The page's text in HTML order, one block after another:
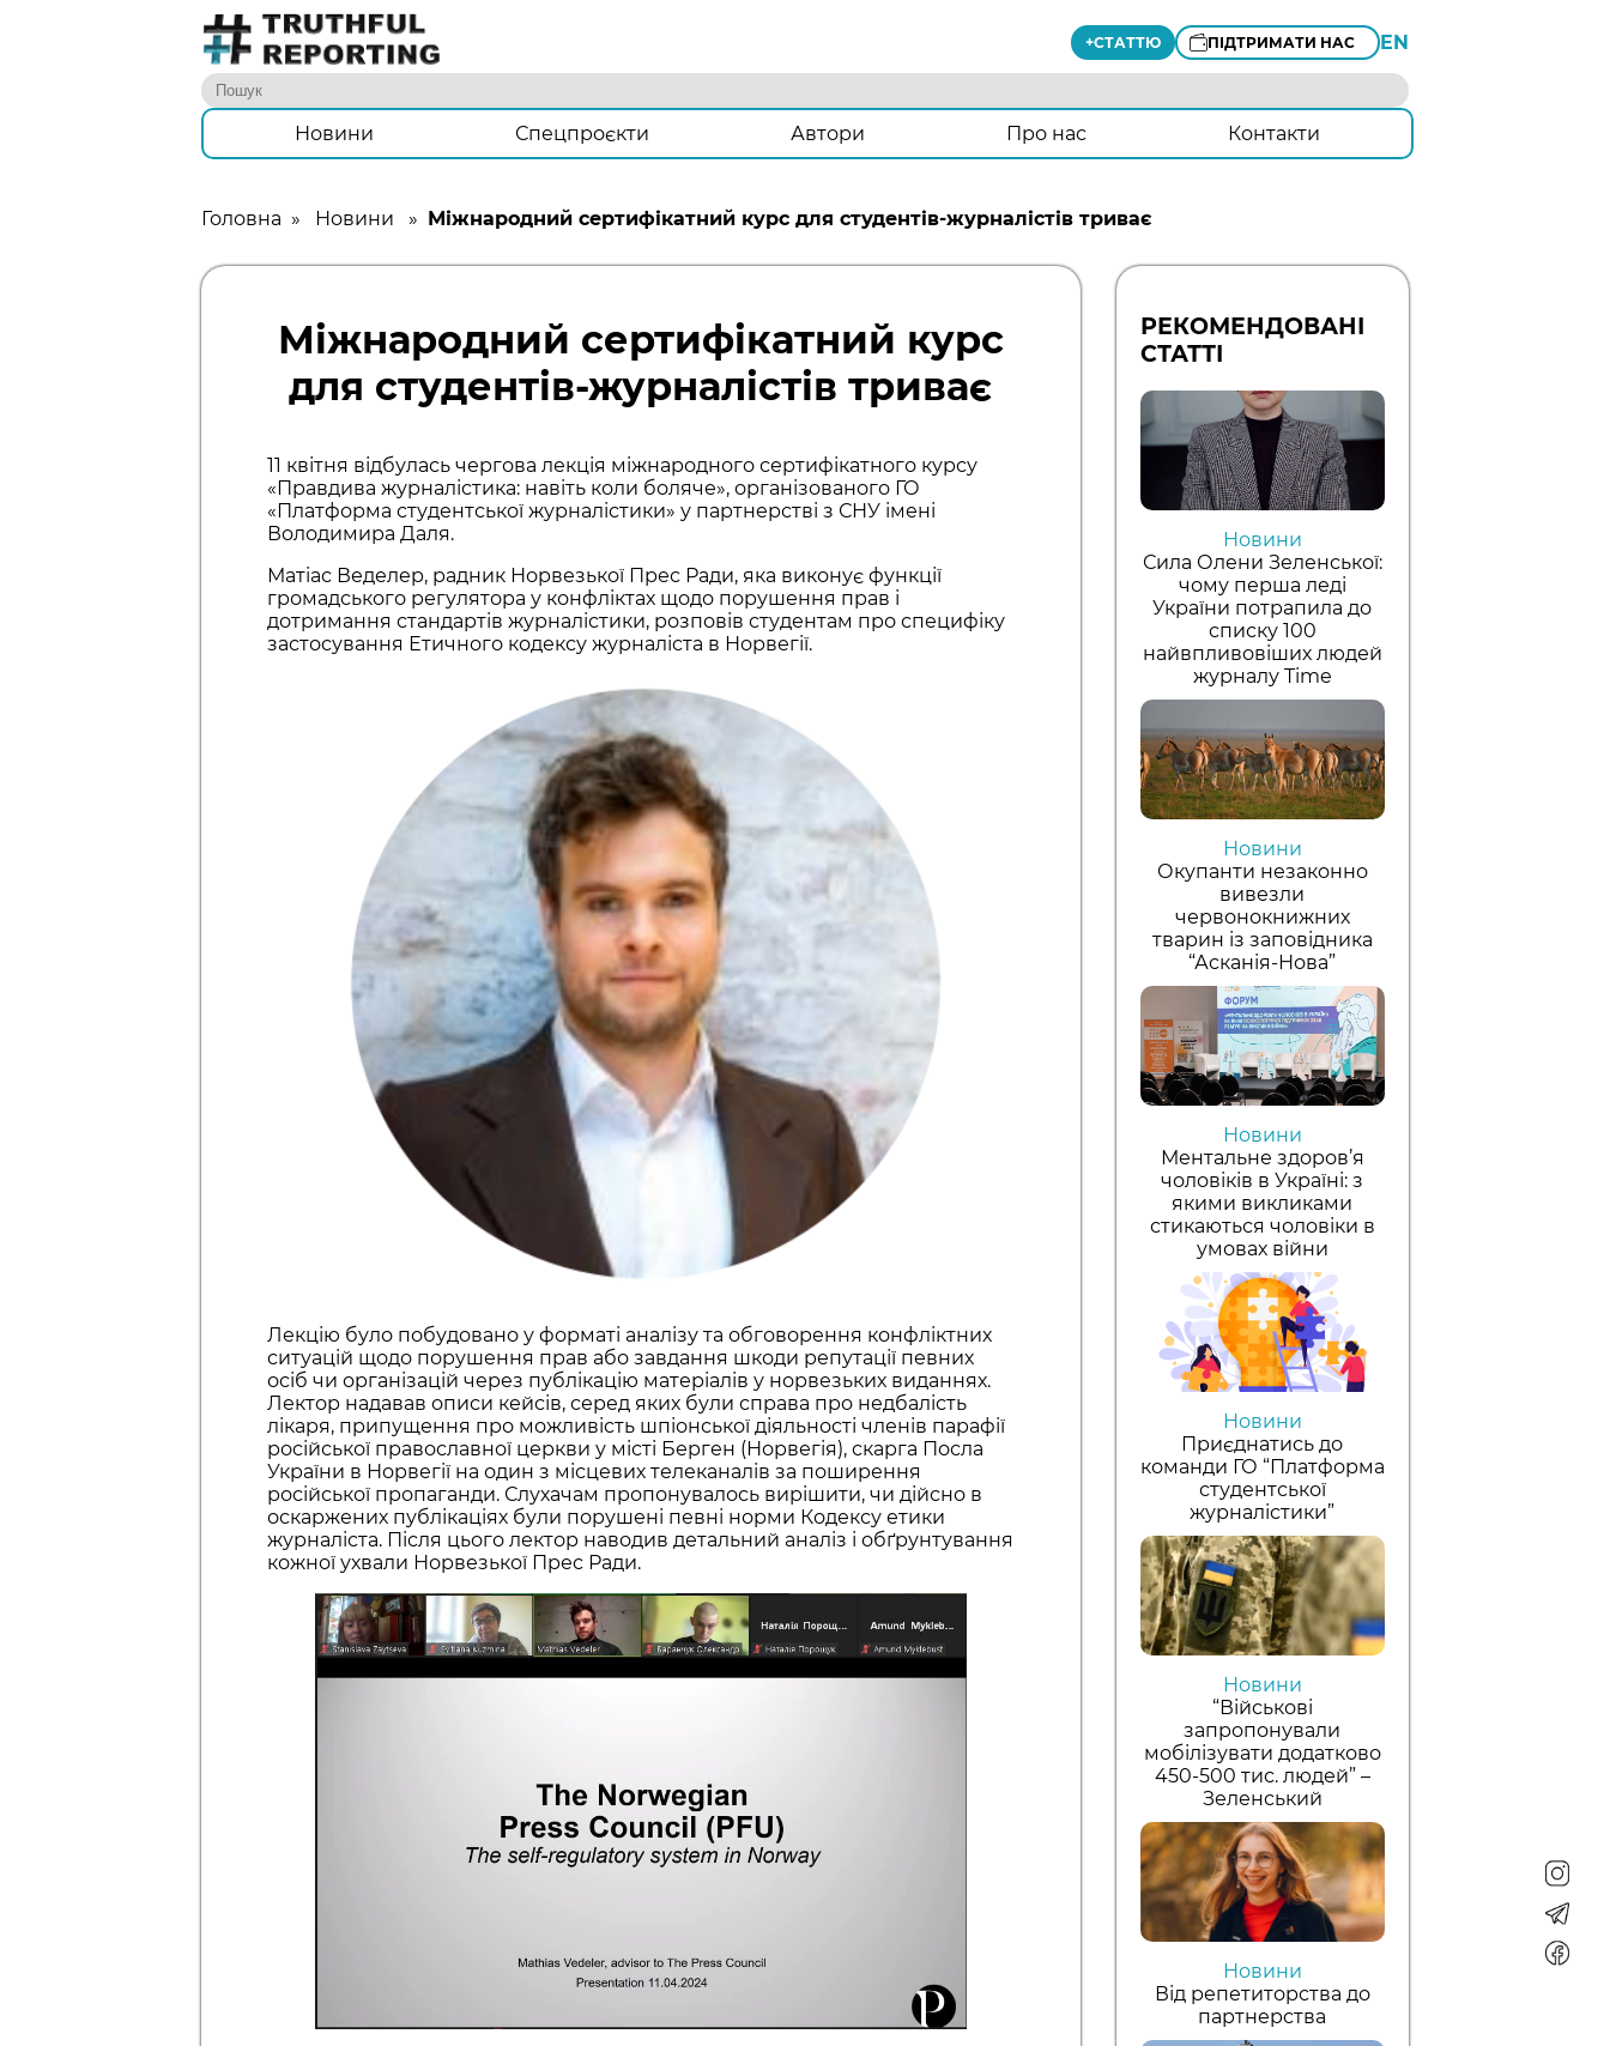
+СТАТТЮ ПІДТРИМАТИ НАС EN
Новини Спецпроєкти Автори Про нас Контакти
Головна » Новини » Міжнародний сертифікатний курс для студентів-журналістів триває
Міжнародний сертифікатний курс
для студентів-журналістів триває
11 квітня відбулась чергова лекція міжнародного сертифікатного курсу
«Правдива журналістика: навіть коли боляче», організованого ГО
«Платформа студентської журналістики» у партнерстві з СНУ імені
Володимира Даля.
Матіас Веделер, радник Норвезької Прес Ради, яка виконує функції
громадського регулятора у конфліктах щодо порушення прав і
дотримання стандартів журналістики, розповів студентам про специфіку
застосування Етичного кодексу журналіста в Норвегії.
Лекцію було побудовано у форматі аналізу та обговорення конфліктних
ситуацій щодо порушення прав або завдання шкоди репутації певних
осіб чи організацій через публікацію матеріалів у норвезьких виданнях.
Лектор надавав описи кейсів, серед яких були справа про недбалість
лікаря, припущення про можливість шпіонської діяльності членів парафії
російської православної церкви у місті Берген (Норвегія), скарга Посла
України в Норвегії на один з місцевих телеканалів за поширення
російської пропаганди. Слухачам пропонувалось вирішити, чи дійсно в
оскаржених публікаціях були порушені певні норми Кодексу етики
журналіста. Після цього лектор наводив детальний аналіз і обґрунтування
кожної ухвали Норвезької Прес Ради.
РЕКОМЕНДОВАНІ
СТАТТІ
Новини
Сила Олени Зеленської:
чому перша леді
України потрапила до
списку 100
найвпливовіших людей
журналу Time
Новини
Окупанти незаконно
вивезли
червонокнижних
тварин із заповідника
“Асканія-Нова”
Новини
Ментальне здоров’я
чоловіків в Україні: з
якими викликами
стикаються чоловіки в
умовах війни
Новини
Приєднатись до
команди ГО “Платформа
студентської
журналістики”
Новини
“Військові
запропонували
мобілізувати додатково
450-500 тис. людей” –
Зеленський
Новини
Від репетиторства до
партнерства